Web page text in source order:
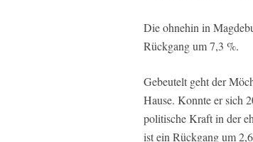
Die ohnehin in
Rückgang um 7,3 %.
Gebeutelt geht der
Hause. Konnte er sich
politische Kraft in der
ist ein Rückgang um